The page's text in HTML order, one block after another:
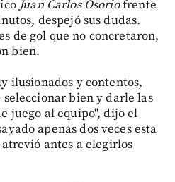
Juan Carlos Osoriofrente
despejó sus dudas.
de gol que no concretaron,
bien.
ilusionados y contentos,
bien y darle las
juego al equipo", dijo el
apenas dos veces esta
antes a elegirlos